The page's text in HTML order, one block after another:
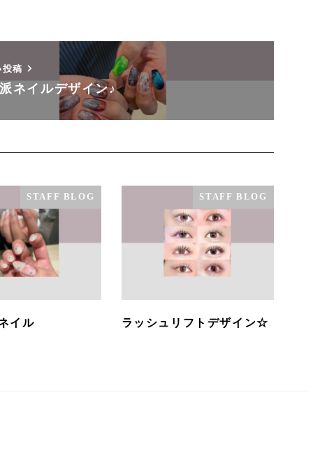
投稿
ネイルデザイン♪
STAFF BLOG
イル
STAFF BLOG
ラッシュリフトデザイン☆